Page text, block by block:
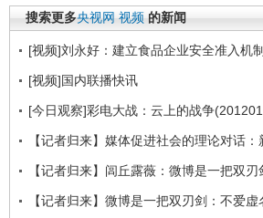
搜索更多央视网 视频 的新闻
[视频]刘永好：建立食品企业安全准入机制
[视频]国内联播快讯
[今日观察]彩电大战：云上的战争
【记者归来】媒体促进社会的理论对话
【记者归来】闾丘露薇：微博是一把双刃
【记者归来】微博是一把双刃剑：不爱